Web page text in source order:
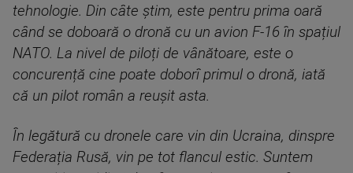
tehnologie. Din câte știm, este pentru prima oară
când se doboară o dronă cu un avion F-16 în spațiul
NATO. La nivel de piloți de vânătoare, este o
concurență cine poate doborî primul o dronă, iată
că un pilot român a reușit asta.
În legătură cu dronele care vin din Ucraina, dinspre
Federația Rusă, vin pe tot flancul estic. Suntem